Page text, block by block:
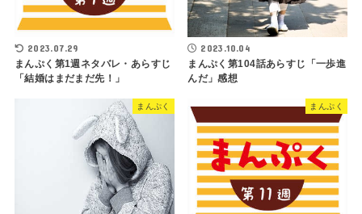
2023.07.29
まんぷく第1週ネタバレ・あらすじ
「結婚はまだまだ先！」
2023.10.04
まんぷく第104話あらすじ「一歩進
んだ」感想
まんぷく まんぷく